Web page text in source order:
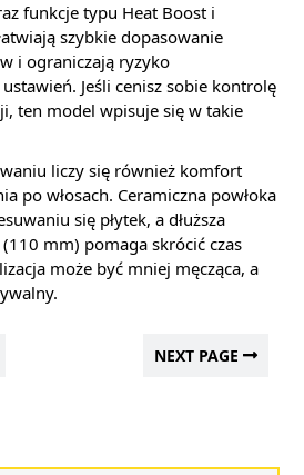
funkcje typu Heat Boost i
szybkie dopasowanie
i ograniczają ryzyko
Jeśli cenisz sobie kontrolę
ten model wpisuje się w takie
liczy się również komfort
po włosach. Ceramiczna powłoka
się płytek, a dłuższa
mm) pomaga skrócić czas
może być mniej męcząca, a
NEXT PAGE